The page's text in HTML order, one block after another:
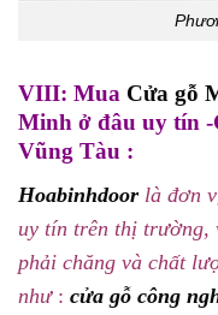
VIII: Mua Cửa gỗ
Minh ở đâu uy tín -
Vũng Tàu :
Hoabinhdoor là đơn
uy tín trên thị trường,
phải chăng và chất
như: cửa gỗ công